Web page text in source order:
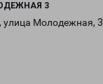
3
улица Молодежная, 3